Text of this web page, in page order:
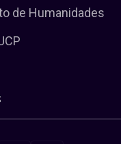
de Humanidades